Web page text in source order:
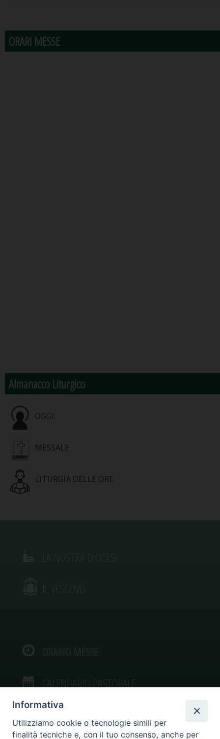
ORARI MESSE
Almanacco Liturgico
OGGI:
MESSALE
LITURGIA DELLE ORE
IL VESCOVO
ORARIO MESSE
CALENDARIO PASTORALE
Informativa
Utilizziamo cookie o tecnologie simili per
finalità tecniche e, con il tuo consenso, anche per